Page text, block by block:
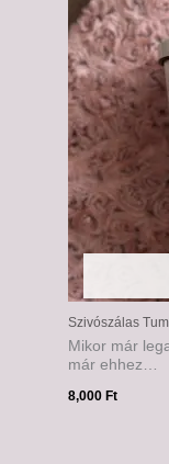
Szivószálas
Mikor már
már ehhez…
8,000Ft